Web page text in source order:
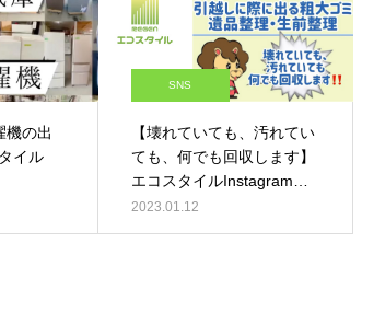
機の出
イル
SNS
【壊れていても、汚れてい
ても、何でも回収します】
エコスタイルInstagram更
新
2023.01.12